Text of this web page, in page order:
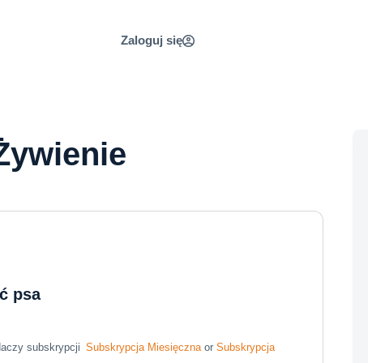
Zaloguj się
psa
subskrypcji Subskrypcja Miesięcznaor Subskrypcja